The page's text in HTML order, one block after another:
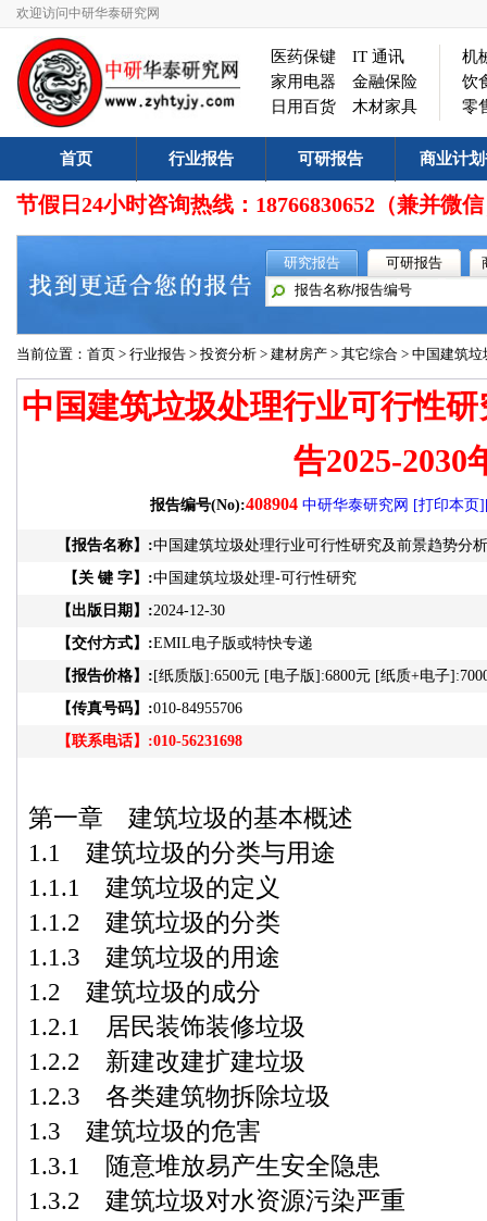
欢迎访问中研华泰研究网
医药保键
IT 通讯
家用电器
金融保险
日用百货
木材家具
机
饮
零
首页 行业报告 可研报告 商业计
节假日24小时咨询热线：18766830652（兼并微
研究报告 可研报告
当前位置： 首页 > 行业报告 > 投资分析 > 建材房产 > 其它综合 > 中国建筑
中国建筑垃圾处理行业可行性
告2025-2030
报告编号(No):408904 中研华泰研究网 [打印本页]
【报告名称】:中国建筑垃圾处理行业可行性研究及前景趋势分
【关 键 字】:中国建筑垃圾处理-可行性研究
【出版日期】:2024-12-30
【交付方式】:EMIL电子版或特快专递
【报告价格】: [纸质版]:6500元 [电子版]:6800元 [纸质+电子
【传真号码】:010-84955706
【联系电话】:010-56231698
第一章 建筑垃圾的基本概述
1.1 建筑垃圾的分类与用途
1.1.1 建筑垃圾的定义
1.1.2 建筑垃圾的分类
1.1.3 建筑垃圾的用途
1.2 建筑垃圾的成分
1.2.1 居民装饰装修垃圾
1.2.2 新建改建扩建垃圾
1.2.3 各类建筑物拆除垃圾
1.3 建筑垃圾的危害
1.3.1 随意堆放易产生安全隐患
1.3.2 建筑垃圾对水资源污染严重